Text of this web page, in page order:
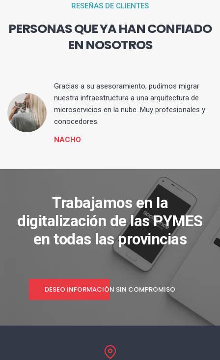
RESEÑAS DE CLIENTES
PERSONAS QUE YA HAN CONFIADO
EN NOSOTROS
Gracias a su asesoramiento, pudimos migrar
nuestra infraestructura a una arquitectura de
microservicios en la nube. Muy profesionales y
conocedores.
NACHO
Trabajamos en la
digitalización de las PYMES
en todas las provincias
DESEO INFORMACIÓN SIN COMPROMISO